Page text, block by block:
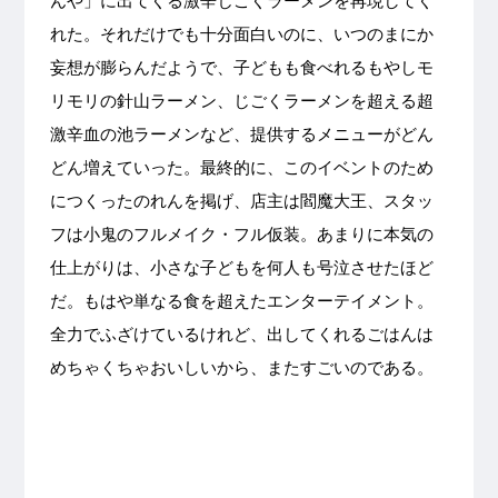
れた。それだけでも十分面白いのに、いつのまにか
妄想が膨らんだようで、子どもも食べれるもやしモ
リモリの針山ラーメン、じごくラーメンを超える超
激辛血の池ラーメンなど、提供するメニューがどん
どん増えていった。最終的に、このイベントのため
につくったのれんを掲げ、店主は閻魔大王、スタッ
フは小鬼のフルメイク・フル仮装。あまりに本気の
仕上がりは、小さな子どもを何人も号泣させたほど
だ。もはや単なる食を超えたエンターテイメント。
全力でふざけているけれど、出してくれるごはんは
めちゃくちゃおいしいから、またすごいのである。